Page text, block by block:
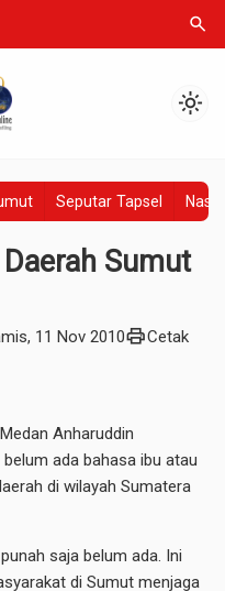
search
light_mode
Seputar Tapsel
Sumut
11 Nov 2010printCetak
Anharuddin
ada bahasa ibu atau
di wilayah Sumatera
saja belum ada. Ini
di Sumut menjaga